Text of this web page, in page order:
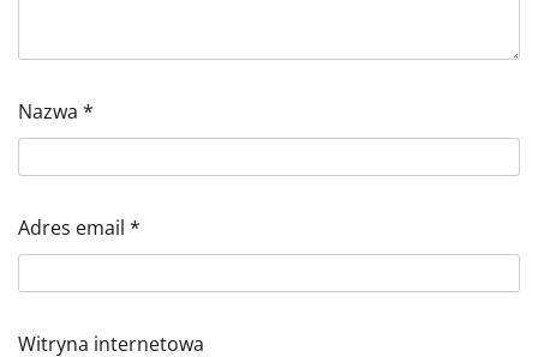
Nazwa *
Adres email *
Witryna internetowa